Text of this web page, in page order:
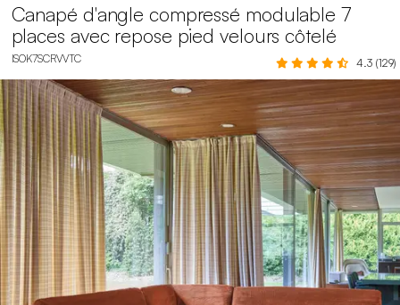
Canapé d'angle compressé modulable 7
places avec repose pied velours côtelé
ISOK7SCRVVTC 4.3 (129)